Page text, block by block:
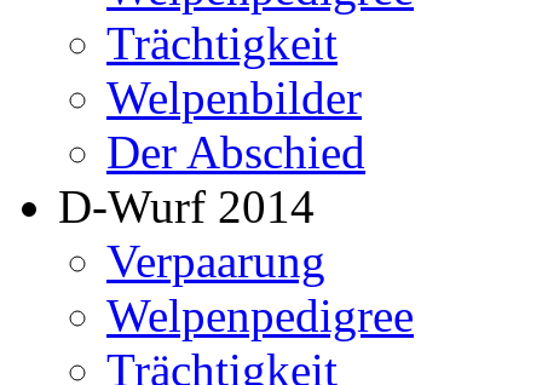
Trächtigkeit
Welpenbilder
Der Abschied
D-Wurf 2014
Verpaarung
Welpenpedigree
Trächtigkeit